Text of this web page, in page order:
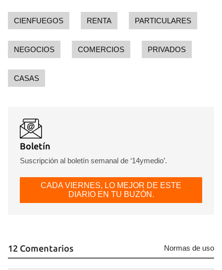
CIENFUEGOS RENTA PARTICULARES
NEGOCIOS COMERCIOS PRIVADOS
CASAS
Boletín
Suscripción al boletín semanal de ‘14ymedio’.
CADA VIERNES, LO MEJOR DE ESTE
DIARIO EN TU BUZÓN.
12 Comentarios Normas de uso